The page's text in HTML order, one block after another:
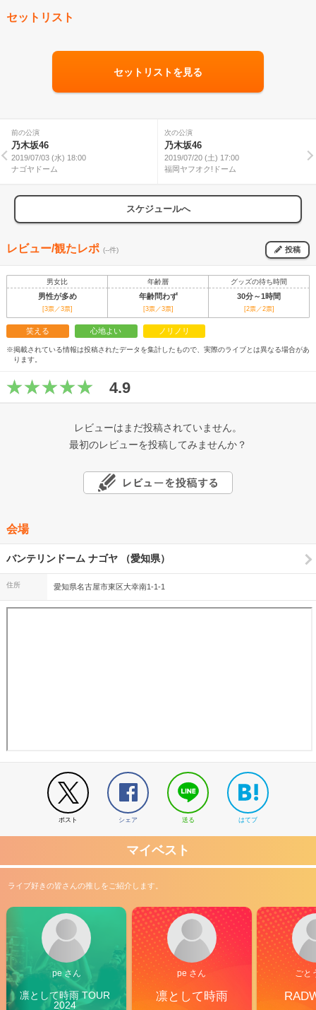
セットリスト
セットリストを見る
前の公演
乃木坂46
2019/07/03 (水) 18:00
ナゴヤドーム
次の公演
乃木坂46
2019/07/20 (土) 17:00
福岡ヤフオク!ドーム
スケジュールへ
レビュー/観たレポ (--件) 投稿
男女比 年齢層 グッズの待ち時間
男性が多め 年齢問わず 30分～1時間
[3票／3票] [3票／3票] [2票／2票]
笑える 心地よい ノリノリ
※掲載されている情報は投稿されたデータを集計したもので、実際のライブとは異なる場合があ
ります。
4.9
レビューはまだ投稿されていません。
最初のレビューを投稿してみませんか？
会場
バンテリンドーム ナゴヤ （愛知県）
住所 愛知県名古屋市東区大幸南1-1-1
ポスト シェア 送る はてブ
マイベスト
ライブ好きの皆さんの推しをご紹介します。
pe さん
凛として時雨 TOUR
2024
pe さん
凛として時雨
ごと